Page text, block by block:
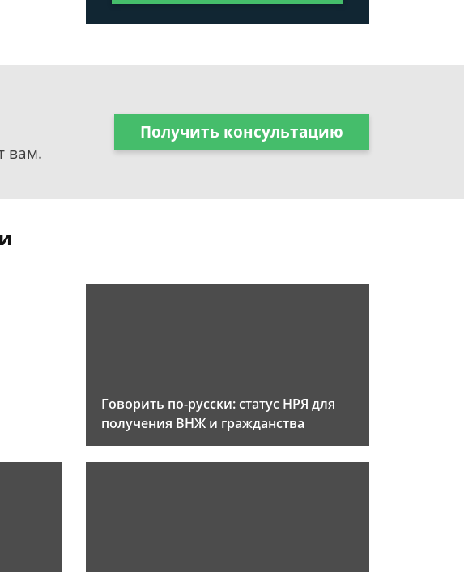
вам.
Получить консультацию
Говорить по-русски: статус НРЯ для
получения ВНЖ и гражданства